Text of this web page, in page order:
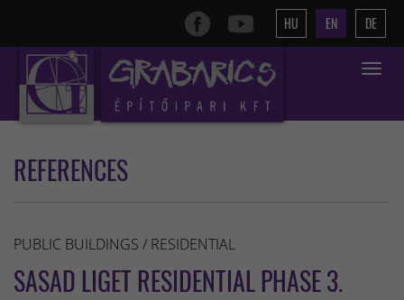
HU EN DE
Toggle
REFERENCES
PUBLIC BUILDINGS / RESIDENTIAL
SASAD LIGET RESIDENTIAL PHASE 3.